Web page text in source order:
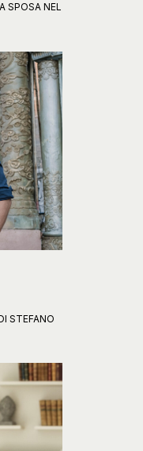
SPOSA NEL
STEFANO